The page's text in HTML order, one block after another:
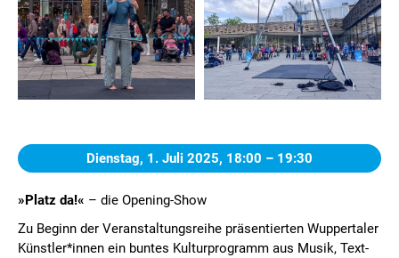
Dienstag, 1. Juli 2025, 18:00 – 19:30
»Platz da!« – die Opening-Show
Zu Beginn der Veranstaltungsreihe präsentierten Wuppertaler
Künstler*innen ein buntes Kulturprogramm aus Musik, Text-